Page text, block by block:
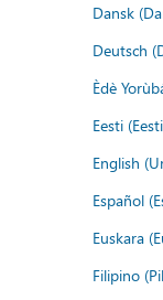
Dansk
Deutsch
Èdè
Eesti
English
Español
Euskara
Filipino